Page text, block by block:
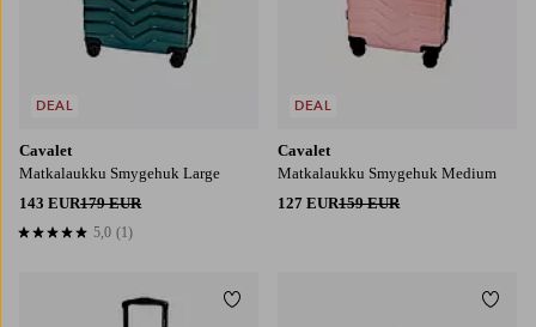
Cavalet
Matkalaukku Smygehuk Large
143 EUR179 EUR
5,0 perustuen 1 arvosanaan
5,0 (1)
DEAL
Cavalet
Matkalaukku Smygehuk Medium
127 EUR159 EUR
DEAL
Lisää suosikkeihin